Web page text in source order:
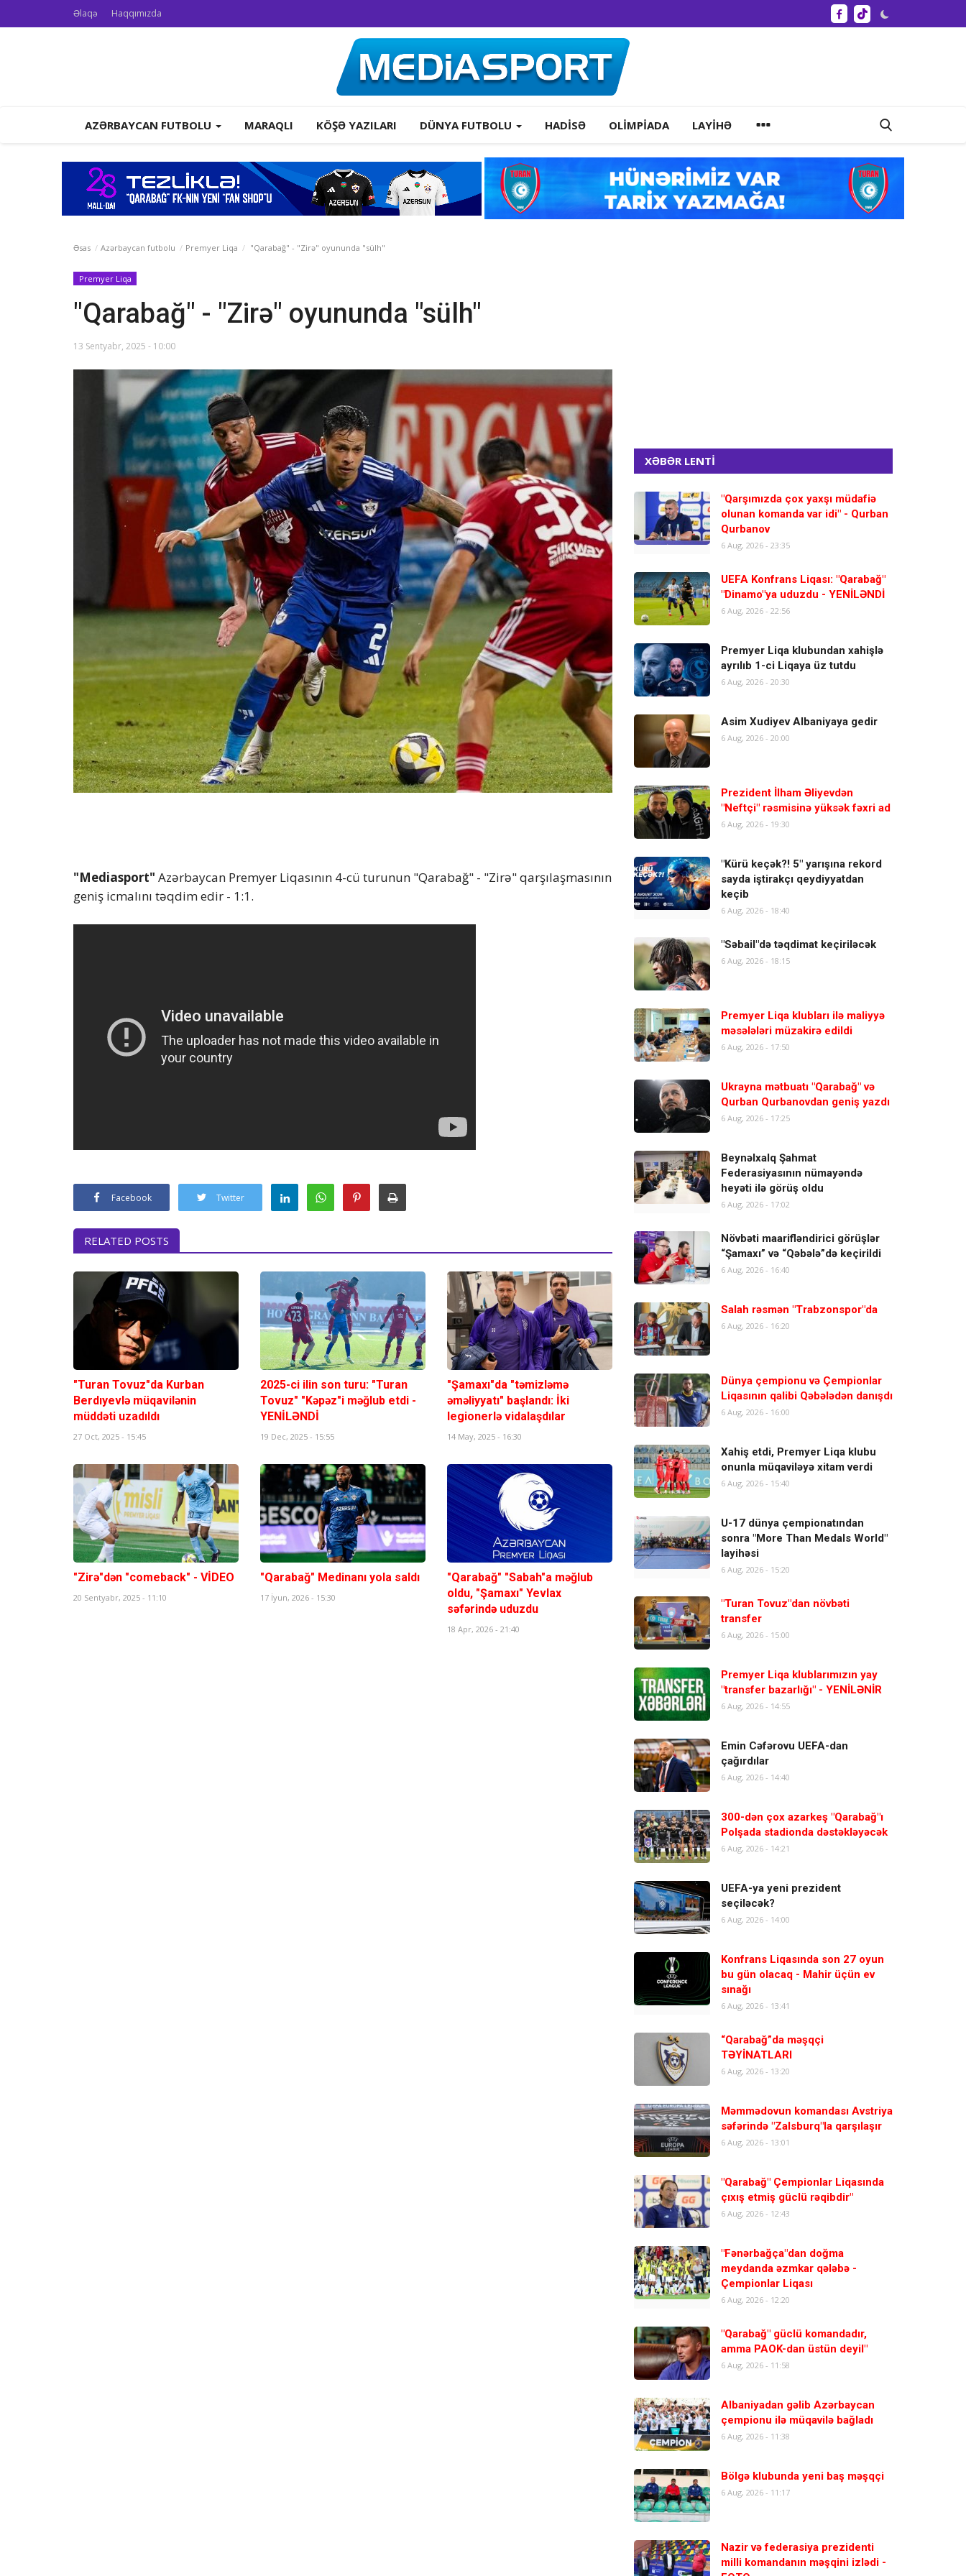
Əlaqə Haqqımızda
AZƏRBAYCAN FUTBOLU MARAQLI KÖŞƏ YAZILARI DÜNYA FUTBOLU HADISƏ OLIMPIADA LAYIHƏ
Əsas Azərbaycan futbolu Premyer Liqa "Qarabağ" - "Zirə" oyununda "sülh"
Premyer Liqa
"Qarabağ" - "Zirə" oyununda "sülh"
13 Sentyabr, 2025 - 10:00
"Mediasport" Azərbaycan Premyer Liqasının 4-cü turunun "Qarabağ" - "Zirə" qarşılaşmasının
geniş icmalını təqdim edir - 1:1.
Facebook Twitter
RELATED POSTS
"Turan Tovuz"da Kurban
Berdıyevlə müqavilənin
müddəti uzadıldı
27 Oct, 2025 - 15:45
2025-ci ilin son turu: "Turan
Tovuz" "Kəpəz"i məğlub etdi -
YENİLƏNDİ
19 Dec, 2025 - 15:55
"Şamaxı"da "təmizləmə
əməliyyatı" başlandı: İki
legionerlə vidalaşdılar
14 May, 2025 - 16:30
"Zirə"dən "comeback" - VİDEO
20 Sentyabr, 2025 - 11:10
"Qarabağ" Medinanı yola saldı
17 İyun, 2026 - 15:30
"Qarabağ" "Sabah"a məğlub
oldu, "Şamaxı" Yevlax
səfərində uduzdu
18 Apr, 2026 - 21:40
XƏBƏR LENTİ
"Qarşımızda çox yaxşı müdafiə
olunan komanda var idi" - Qurban
Qurbanov
6 Aug, 2026 - 23:35
UEFA Konfrans Liqası: "Qarabağ"
"Dinamo"ya uduzdu - YENİLƏNDİ
6 Aug, 2026 - 22:56
Premyer Liqa klubundan xahişlə
ayrılıb 1-ci Liqaya üz tutdu
6 Aug, 2026 - 20:30
Asim Xudiyev Albaniyaya gedir
6 Aug, 2026 - 20:00
Prezident İlham Əliyevdən
"Neftçi" rəsmisinə yüksək fəxri ad
6 Aug, 2026 - 19:30
"Kürü keçək?! 5" yarışına rekord
sayda iştirakçı qeydiyyatdan
keçib
6 Aug, 2026 - 18:40
"Səbail"də təqdimat keçiriləcək
6 Aug, 2026 - 18:15
Premyer Liqa klubları ilə maliyyə
məsələləri müzakirə edildi
6 Aug, 2026 - 17:50
Ukrayna mətbuatı "Qarabağ" və
Qurban Qurbanovdan geniş yazdı
6 Aug, 2026 - 17:25
Beynəlxalq Şahmat
Federasiyasının nümayəndə
heyəti ilə görüş oldu
6 Aug, 2026 - 17:02
Növbəti maarifləndirici görüşlər
“Şamaxı” və “Qəbələ”də keçirildi
6 Aug, 2026 - 16:40
Salah rəsmən "Trabzonspor"da
6 Aug, 2026 - 16:20
Dünya çempionu və Çempionlar
Liqasının qalibi Qəbələdən danışdı
6 Aug, 2026 - 16:00
Xahiş etdi, Premyer Liqa klubu
onunla müqaviləyə xitam verdi
6 Aug, 2026 - 15:40
U-17 dünya çempionatından
sonra "More Than Medals World"
layihəsi
6 Aug, 2026 - 15:20
"Turan Tovuz"dan növbəti
transfer
6 Aug, 2026 - 15:00
Premyer Liqa klublarımızın yay
"transfer bazarlığı" - YENİLƏNİR
6 Aug, 2026 - 14:55
Emin Cəfərovu UEFA-dan
çağırdılar
6 Aug, 2026 - 14:40
300-dən çox azarkeş "Qarabağ"ı
Polşada stadionda dəstəkləyəcək
6 Aug, 2026 - 14:21
UEFA-ya yeni prezident
seçiləcək?
6 Aug, 2026 - 14:00
Konfrans Liqasında son 27 oyun
bu gün olacaq - Mahir üçün ev
sınağı
6 Aug, 2026 - 13:41
“Qarabağ”da məşqçi
TƏYİNATLARI
6 Aug, 2026 - 13:20
Məmmədovun komandası Avstriya
səfərində "Zalsburq"la qarşılaşır
6 Aug, 2026 - 13:01
"Qarabağ" Çempionlar Liqasında
çıxış etmiş güclü rəqibdir"
6 Aug, 2026 - 12:43
"Fənərbağça"dan doğma
meydanda əzmkar qələbə -
Çempionlar Liqası
6 Aug, 2026 - 12:20
"Qarabağ" güclü komandadır,
amma PAOK-dan üstün deyil"
6 Aug, 2026 - 11:58
Albaniyadan gəlib Azərbaycan
çempionu ilə müqavilə bağladı
6 Aug, 2026 - 11:38
Bölgə klubunda yeni baş məşqçi
6 Aug, 2026 - 11:17
Nazir və federasiya prezidenti
milli komandanın məşqini izlədi -